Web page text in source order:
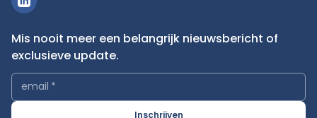
Mis nooit meer een belangrijk nieuwsbericht of
exclusieve update.
email *
Inschrijven